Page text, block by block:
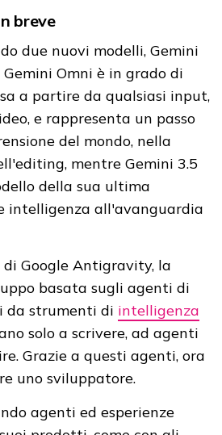
breve
due nuovi modelli, Gemini
Gemini Omni è in grado di
a partire da qualsiasi input,
e rappresenta un passo
del mondo, nella
mentre Gemini 3.5
della sua ultima
intelligenza all'avanguardia
di Google Antigravity, la
basata sugli agenti di
da strumenti di intelligenza
solo a scrivere, ad agenti
Grazie a questi agenti, ora
uno sviluppatore.
agenti ed esperienze